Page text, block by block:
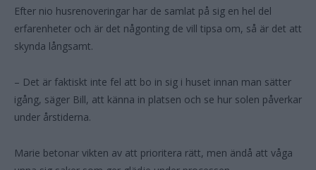
Efter nio husrenoveringar har de samlat på sig en hel del
erfarenheter och är det någonting de vill tipsa om, så är det att
skynda långsamt.
– Det är faktiskt inte fel att bo in sig i huset innan man sätter
igång, säger Bill, att känna in platsen och se hur solen påverkar
under årstiderna.
Marie betonar vikten av att prioritera rätt, men ändå att våga